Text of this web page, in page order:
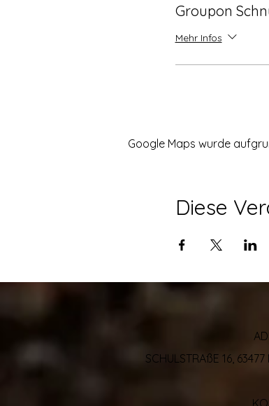
Groupon
Mehr Infos
Google Maps wurde
Diese
SCHULSTRAßE 16,